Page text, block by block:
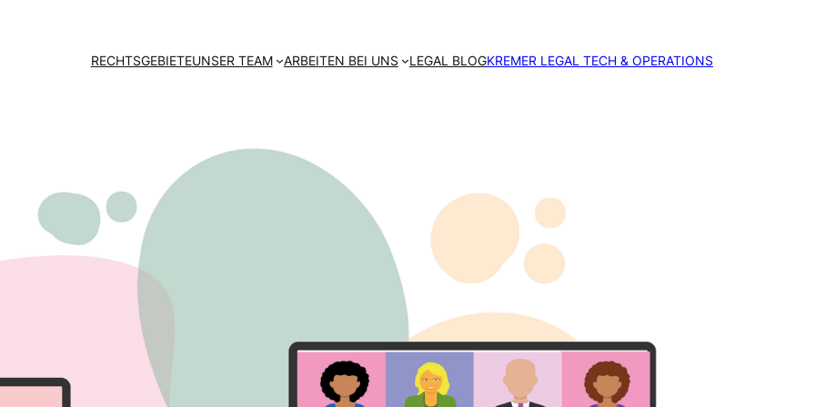
RECHTSGEBIETEUNSER TEAM ARBEITEN BEI UNS LEGAL BLOGKREMER LEGAL TECH & OPERATIONS